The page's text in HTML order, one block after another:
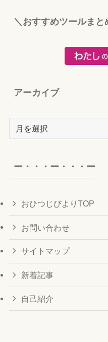
＼おすすめツールまと
アーカイブ
ー・・・ー・・・ー
おひつじびよりTOP
お問い合わせ
サイトマップ
新着記事
自己紹介